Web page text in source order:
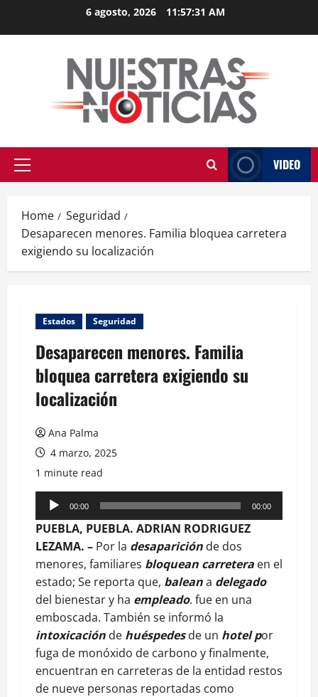
6 agosto, 2026 11:57:31 AM
Primary
VIDEO
Home
Seguridad
Desaparecen menores. Familia bloquea carretera
exigiendo su localización
Estados Seguridad
Desaparecen menores. Familia
bloquea carretera exigiendo su
localización
Ana Palma
4 marzo, 2025
1 minute read
Reproductor
de
audio
00:00 00:00
PUEBLA, PUEBLA. ADRIAN RODRIGUEZ
LEZAMA. – Por la desaparición de dos
menores, familiares bloquean carretera en el
estado; Se reporta que, baleana delegado
del bienestar y ha empleado. fue en una
emboscada. También se informó la
intoxicación de huéspedesde un hotel por
fuga de monóxido de carbono y finalmente,
encuentran en carreteras de la entidad restos
de nueve personas reportadas como